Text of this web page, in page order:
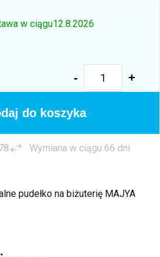
pudełko na biżuterię MAJYA
w ciągu12.8.2026
do koszyka
Wymiana w ciągu 66 dni